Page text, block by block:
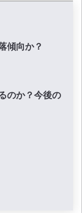
傾向か？
のか？今後の